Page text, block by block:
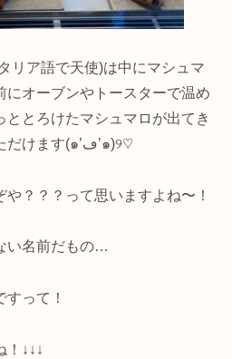
リア語で天使)は中にマシュマ
にオーブンやトースターで温め
ととろけたマシュマロが出てき
てこれまた楽しんでいただけます(๑’ڡ’๑)୨♡
？？？って思いますよね〜！
い名前だもの…
って！
！↓↓↓